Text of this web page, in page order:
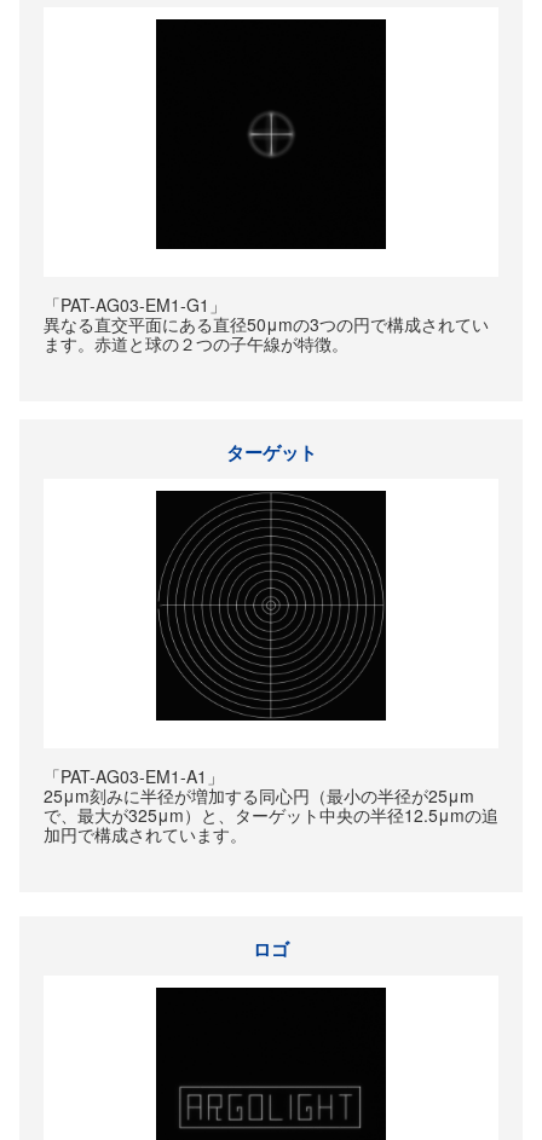
「PAT-AG03-EM1-G1」
異なる直交平面にある直径50μmの3つの円で構成されてい
ます。赤道と球の２つの子午線が特徴。
ターゲット
「PAT-AG03-EM1-A1」
25μm刻みに半径が増加する同心円（最小の半径が25μm
で、最大が325μm）と、ターゲット中央の半径12.5μmの追
加円で構成されています。
ロゴ